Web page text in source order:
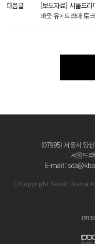
다음글
[보도자료] 서울드라
바웃 유> 드라마 토
(07995) 서울시 양
서울드
E-mail :
ⓒCopyright Seoul Drama